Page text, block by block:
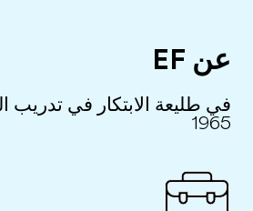
عن EF
في طليعة الابتكار في تدريب
1965